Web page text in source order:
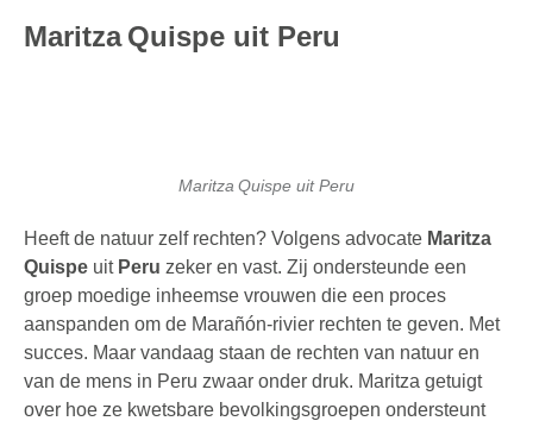
Maritza Quispe uit Peru
Maritza Quispe uit Peru
Heeft de natuur zelf rechten? Volgens advocate Maritza
Quispe uit Peru zeker en vast. Zij ondersteunde een
groep moedige inheemse vrouwen die een proces
aanspanden om de Marañón-rivier rechten te geven. Met
succes. Maar vandaag staan de rechten van natuur en
van de mens in Peru zwaar onder druk. Maritza getuigt
over hoe ze kwetsbare bevolkingsgroepen ondersteunt